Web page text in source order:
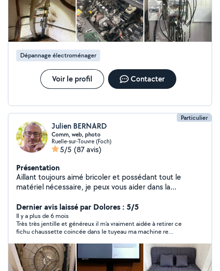
Dépannage électroménager
Voir le profil Contacter
Particulier
Julien BERNARD
Comm, web, photo
Ruelle-sur-Touvre (Foch)
5/5 (87 avis)
Présentation
Aillant toujours aimé bricoler et possédant tout le
matériel nécessaire, je peux vous aider dans la
informatique, web ou tout autre selon vos besoins ...
attentif et rigoureux, je prendrais à coeur les tâches que
vous me confierez.
Dernier avis laissé par Dolores : 5/5
Il y a plus de 6 mois
Très très jentille et généreux il m’a vraiment aidée à retirer ce
fichu chaussette coincée dans le tuyeau ma machine re
recommande les yeux fermés 👏🏾🙂